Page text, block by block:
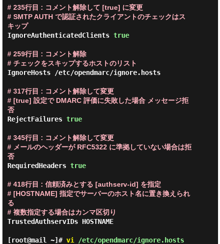
# 235行目 : コメント解除して [true] に変更
# SMTP AUTH で認証されたクライアントのチェックはス
キップ
IgnoreAuthenticatedClients true
# 259行目 : コメント解除
# チェックをスキップするホストのリスト
IgnoreHosts /etc/opendmarc/ignore.hosts
# 317行目 : コメント解除して変更
# [true] 設定で DMARC 評価に失敗した場合 メッセージ拒
否
RejectFailures true
# 345行目 : コメント解除して変更
# メールのヘッダーが RFC5322 に準拠していない場合は拒
否
RequiredHeaders true
# 418行目 : 信頼済みとする [authserv-id] を指定
# [HOSTNAME] 指定でサーバーのホスト名に置き換えられ
る
# 複数指定する場合はカンマ区切り
TrustedAuthservIDs HOSTNAME
[root@mail ~]# vi /etc/opendmarc/ignore.hosts